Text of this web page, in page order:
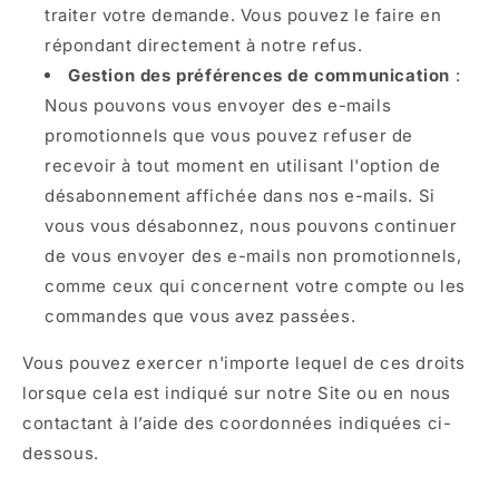
traiter votre demande. Vous pouvez le faire en
répondant directement à notre refus.
Gestion des préférences de communication :
Nous pouvons vous envoyer des e-mails
promotionnels que vous pouvez refuser de
recevoir à tout moment en utilisant l'option de
désabonnement affichée dans nos e-mails. Si
vous vous désabonnez, nous pouvons continuer
de vous envoyer des e-mails non promotionnels,
comme ceux qui concernent votre compte ou les
commandes que vous avez passées.
Vous pouvez exercer n'importe lequel de ces droits
lorsque cela est indiqué sur notre Site ou en nous
contactant à l’aide des coordonnées indiquées ci-
dessous.